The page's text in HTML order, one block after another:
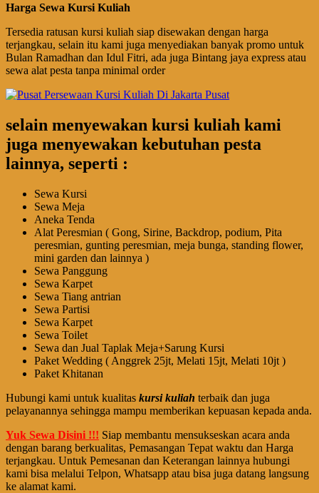
Harga Sewa Kursi Kuliah
Tersedia ratusan kursi kuliah siap disewakan dengan harga
terjangkau, selain itu kami juga menyediakan banyak promo untuk
Bulan Ramadhan dan Idul Fitri, ada juga Bintang jaya express atau
sewa alat pesta tanpa minimal order
selain menyewakan kursi kuliah kami
juga menyewakan kebutuhan pesta
lainnya, seperti :
Sewa Kursi
Sewa Meja
Aneka Tenda
Alat Peresmian ( Gong, Sirine, Backdrop, podium, Pita
peresmian, gunting peresmian, meja bunga, standing flower,
mini garden dan lainnya )
Sewa Panggung
Sewa Karpet
Sewa Tiang antrian
Sewa Partisi
Sewa Karpet
Sewa Toilet
Sewa dan Jual Taplak Meja+Sarung Kursi
Paket Wedding ( Anggrek 25jt, Melati 15jt, Melati 10jt )
Paket Khitanan
Hubungi kami untuk kualitas kursi kuliah terbaik dan juga
pelayanannya sehingga mampu memberikan kepuasan kepada anda.
Yuk Sewa Disini !!! Siap membantu mensukseskan acara anda
dengan barang berkualitas, Pemasangan Tepat waktu dan Harga
terjangkau. Untuk Pemesanan dan Keterangan lainnya hubungi
kami bisa melalui Telpon, Whatsapp atau bisa juga datang langsung
ke alamat kami.